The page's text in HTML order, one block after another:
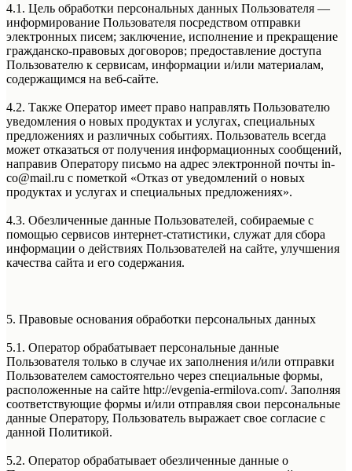
4.1. Цель обработки персональных данных Пользователя —
информирование Пользователя посредством отправки
электронных писем; заключение, исполнение и прекращение
гражданско-правовых договоров; предоставление доступа
Пользователю к сервисам, информации и/или материалам,
содержащимся на веб-сайте.
4.2. Также Оператор имеет право направлять Пользователю
уведомления о новых продуктах и услугах, специальных
предложениях и различных событиях. Пользователь всегда
может отказаться от получения информационных сообщений,
направив Оператору письмо на адрес электронной почты in-
co@mail.ru с пометкой «Отказ от уведомлений о новых
продуктах и услугах и специальных предложениях».
4.3. Обезличенные данные Пользователей, собираемые с
помощью сервисов интернет-статистики, служат для сбора
информации о действиях Пользователей на сайте, улучшения
качества сайта и его содержания.
5. Правовые основания обработки персональных данных
5.1. Оператор обрабатывает персональные данные
Пользователя только в случае их заполнения и/или отправки
Пользователем самостоятельно через специальные формы,
расположенные на сайте http://evgenia-ermilova.com/. Заполняя
соответствующие формы и/или отправляя свои персональные
данные Оператору, Пользователь выражает свое согласие с
данной Политикой.
5.2. Оператор обрабатывает обезличенные данные о